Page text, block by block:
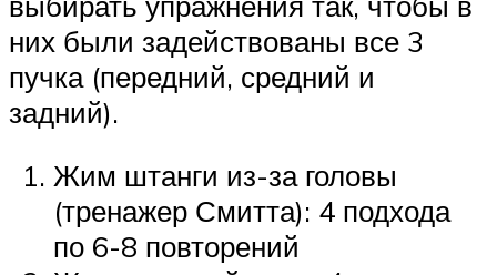
них были задействованы все 3
пучка (передний, средний и
задний).
Жим штанги из-за головы
(тренажер Смитта): 4 подхода
по 6-8 повторений